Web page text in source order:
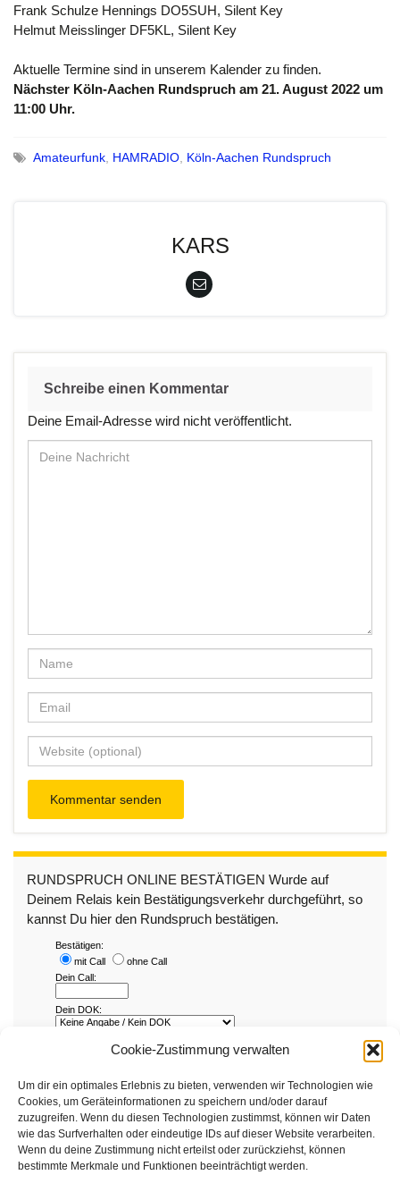
Cookie-Zustimmung verwalten
Um dir ein optimales Erlebnis zu bieten, verwenden wir Technologien wie
Cookies, um Geräteinformationen zu speichern und/oder darauf
zuzugreifen. Wenn du diesen Technologien zustimmst, können wir Daten
wie das Surfverhalten oder eindeutige IDs auf dieser Website verarbeiten.
Wenn du deine Zustimmung nicht erteilst oder zurückziehst, können
bestimmte Merkmale und Funktionen beeinträchtigt werden.
Frank Schulze Hennings DO5SUH, Silent Key
Helmut Meisslinger DF5KL, Silent Key
Aktuelle Termine sind in unserem Kalender zu finden.
Nächster Köln-Aachen Rundspruch am 21. August 2022 um
11:00 Uhr.
Amateurfunk, HAMRADIO, Köln-Aachen Rundspruch
KARS
Schreibe einen Kommentar
Deine Email-Adresse wird nicht veröffentlicht.
RUNDSPRUCH ONLINE BESTÄTIGEN Wurde auf
Deinem Relais kein Bestätigungsverkehr durchgeführt, so
kannst Du hier den Rundspruch bestätigen.